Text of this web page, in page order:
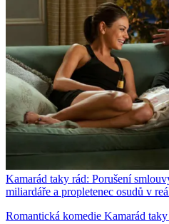
Kamarád taky rád: Porušení
miliardáře a propletenec osudů v
Romantická komedie Kamarád